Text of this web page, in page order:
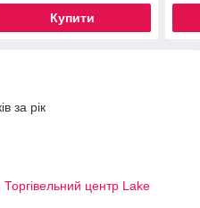
Купити
за рік
центр Lake